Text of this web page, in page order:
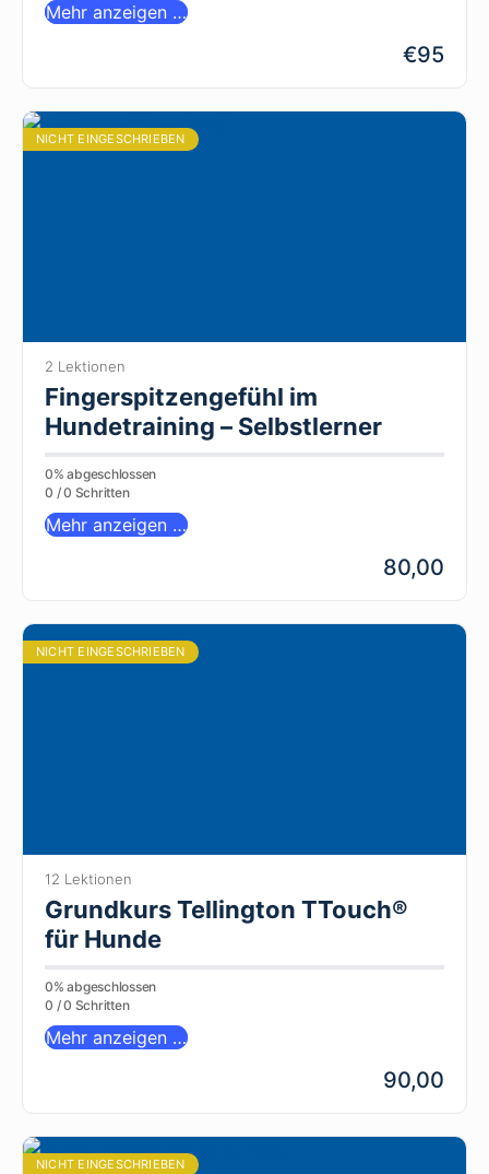
Mehr anzeigen …
€95
NICHT EINGESCHRIEBEN
2 Lektionen
Fingerspitzengefühl im
Hundetraining – Selbstlerner
0% abgeschlossen
0 / 0 Schritten
Mehr anzeigen …
80,00
NICHT EINGESCHRIEBEN
12 Lektionen
Grundkurs Tellington TTouch®
für Hunde
0% abgeschlossen
0 / 0 Schritten
Mehr anzeigen …
90,00
NICHT EINGESCHRIEBEN